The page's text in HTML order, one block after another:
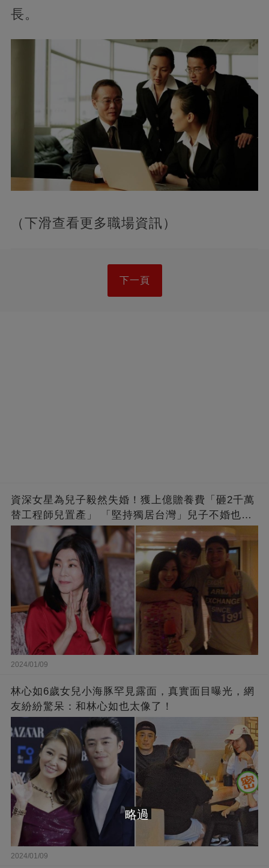
長。
（下滑查看更多職場資訊）
下一頁
資深女星為兒子毅然失婚！獲上億贍養費「砸2千萬
替工程師兒置產」 「堅持獨居台灣」兒子不婚也支
2024/01/09
林心如6歲女兒小海豚罕見露面，真實面目曝光，網
友紛紛驚呆：和林心如也太像了！
2024/01/09
略過